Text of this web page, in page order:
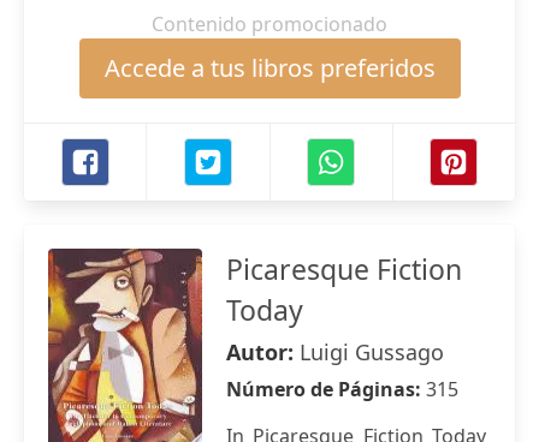
Contenido promocionado
Accede a tus libros preferidos
Picaresque Fiction
Today
Autor: Luigi Gussago
Número de Páginas: 315
In Picaresque Fiction Today